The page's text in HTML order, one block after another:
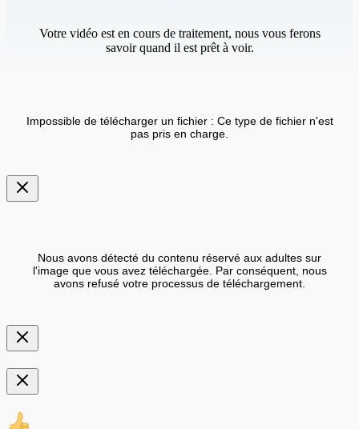
Votre vidéo est en cours de traitement, nous vous ferons
savoir quand il est prêt à voir.
Impossible de télécharger un fichier : Ce type de fichier n'est
pas pris en charge.
Nous avons détecté du contenu réservé aux adultes sur
l'image que vous avez téléchargée. Par conséquent, nous
avons refusé votre processus de téléchargement.